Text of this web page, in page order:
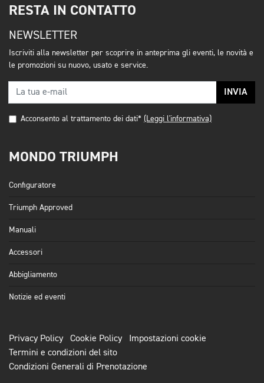
RESTA IN CONTATTO
NEWSLETTER
Iscriviti alla newsletter per scoprire in anteprima gli eventi, le novità e
le promozioni su nuovo, usato e service.
INVIA
Acconsento al trattamento dei dati* (Leggi l'informativa)
MONDO TRIUMPH
Configuratore
Triumph Approved
Manuali
Accessori
Abbigliamento
Notizie ed eventi
Privacy Policy Cookie Policy
Impostazioni cookie
Termini e condizioni del sito
Condizioni Generali di Prenotazione